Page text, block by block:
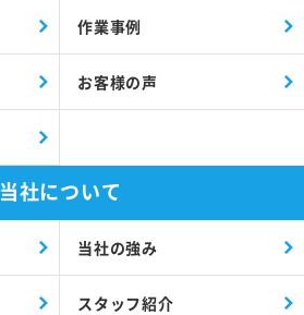
作業事例
お客様の声
当社について
当社の強み
スタッフ紹介